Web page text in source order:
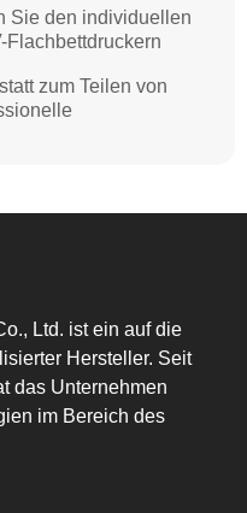
Sie den individuellen
Flachbettdruckern
zum Teilen von
Ltd. ist ein auf die
Hersteller. Seit
das Unternehmen
im Bereich des